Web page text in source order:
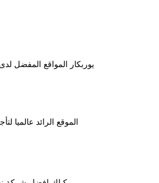
يوربكار المواقع المفضل
الموقع الرائد عالميا